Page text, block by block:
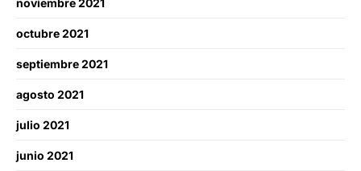
noviembre 2021
octubre 2021
septiembre 2021
agosto 2021
julio 2021
junio 2021